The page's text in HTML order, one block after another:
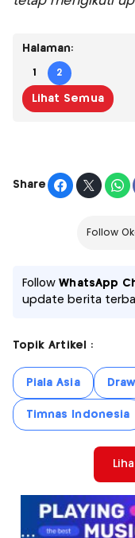
Halaman:
1 2
Lihat Semua
Share
Follow
FollowWhatsApp
update berita
Topik Artikel :
Piala Asia
Timnas Indonesia